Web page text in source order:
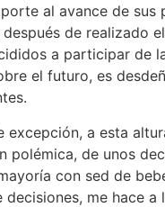
al avance de sus
de realizado
a participar de
el futuro, es
excepción, a esta
polémica, de unos
con sed de
decisiones, me hace a